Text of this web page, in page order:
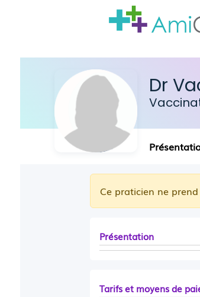
Dr
Ce praticien ne
Présentation
Tarifs et moyens de